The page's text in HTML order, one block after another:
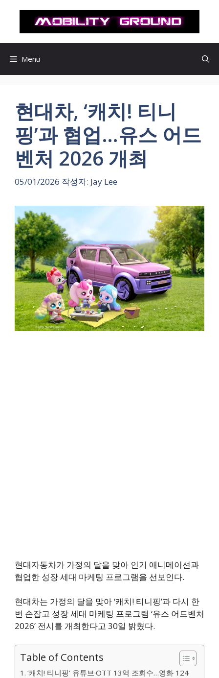
로
Menu
현대차, ‘캐치! 티니
핑’과 협업…유스 어드
벤처 2026 개최
05/01/2026 작성자: Jay Lee
현대자동차가 가정의 달을 맞아 인기 애니메이션과
협업한 성장 세대 마케팅 프로그램을 선보인다.
현대차는 가정의 달을 맞아 ‘캐치! 티니핑’과 다시 한
번 손잡고 성장 세대 마케팅 프로그램 ‘유스 어드벤처
2026’ 전시를 개최한다고 30일 밝혔다.
Table of Contents
‘캐치! 티니핑’ 유튜브·OTT 13억 조회수…영화 124